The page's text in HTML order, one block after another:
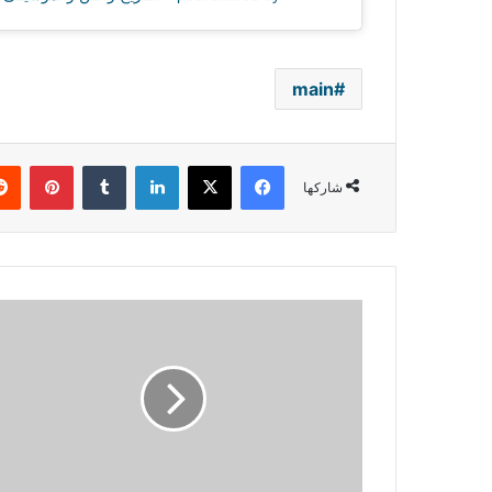
main
شاركها
فيسبوك ‫X لينكدإن